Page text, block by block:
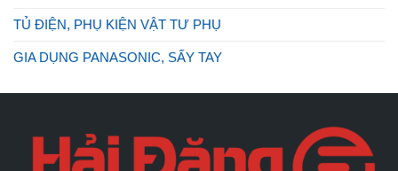
TỦ ĐIỆN, PHỤ KIỆN VẬT TƯ PHỤ
GIA DỤNG PANASONIC, SẤY TAY